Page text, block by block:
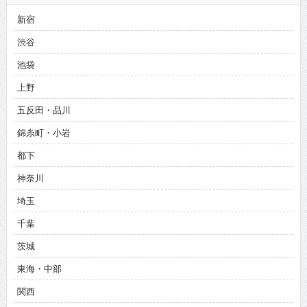
新宿
渋谷
池袋
上野
五反田・品川
錦糸町・小岩
都下
神奈川
埼玉
千葉
茨城
東海・中部
関西